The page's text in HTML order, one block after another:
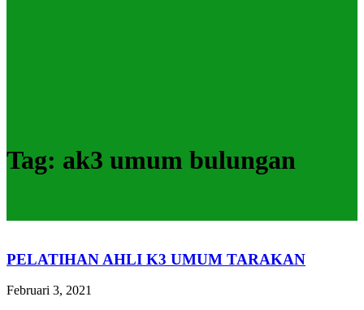
Tag: ak3 umum bulungan
PELATIHAN AHLI K3 UMUM TARAKAN
Februari 3, 2021